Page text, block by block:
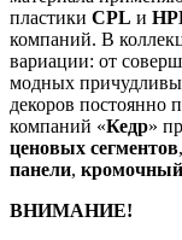
пластики CPL и
компаний. В
вариации: от
модных
декоров постоянно
компаний «Кедр»
ценовых сегментов,
панели,
ВНИМАНИЕ!